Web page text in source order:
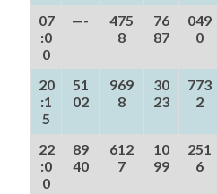
07
:0
0
—-
475
8
76
87
049
0
20
:1
5
51
02
969
8
30
23
773
2
22
:0
0
89
40
612
7
10
99
251
6